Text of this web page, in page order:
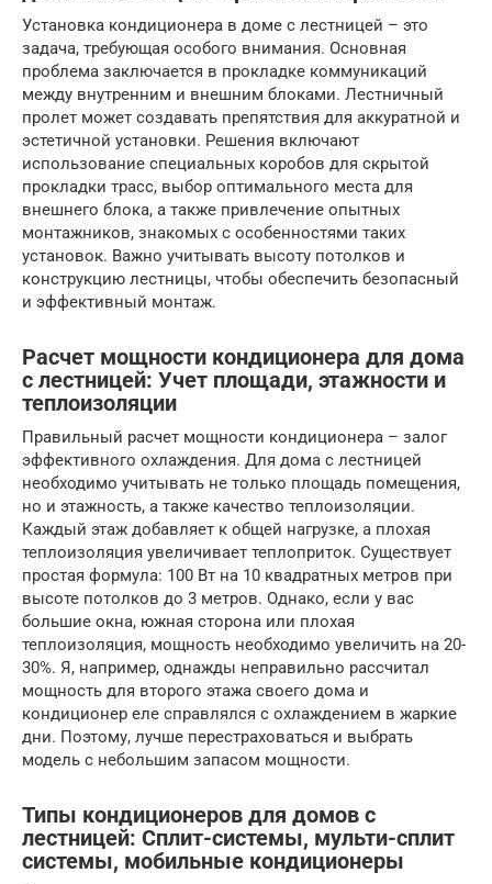
Установка кондиционера в доме с лестницей – это
задача, требующая особого внимания. Основная
проблема заключается в прокладке коммуникаций
между внутренним и внешним блоками. Лестничный
пролет может создавать препятствия для аккуратной и
эстетичной установки. Решения включают
использование специальных коробов для скрытой
прокладки трасс, выбор оптимального места для
внешнего блока, а также привлечение опытных
монтажников, знакомых с особенностями таких
установок. Важно учитывать высоту потолков и
конструкцию лестницы, чтобы обеспечить безопасный
и эффективный монтаж.
Расчет мощности кондиционера для дома
с лестницей: Учет площади, этажности и
теплоизоляции
Правильный расчет мощности кондиционера – залог
эффективного охлаждения. Для дома с лестницей
необходимо учитывать не только площадь помещения,
но и этажность, а также качество теплоизоляции.
Каждый этаж добавляет к общей нагрузке, а плохая
теплоизоляция увеличивает теплоприток. Существует
простая формула: 100 Вт на 10 квадратных метров при
высоте потолков до 3 метров. Однако, если у вас
большие окна, южная сторона или плохая
теплоизоляция, мощность необходимо увеличить на 20-
30%. Я, например, однажды неправильно рассчитал
мощность для второго этажа своего дома и
кондиционер еле справлялся с охлаждением в жаркие
дни. Поэтому, лучше перестраховаться и выбрать
модель с небольшим запасом мощности.
Типы кондиционеров для домов с
лестницей: Сплит-системы, мульти-сплит
системы, мобильные кондиционеры